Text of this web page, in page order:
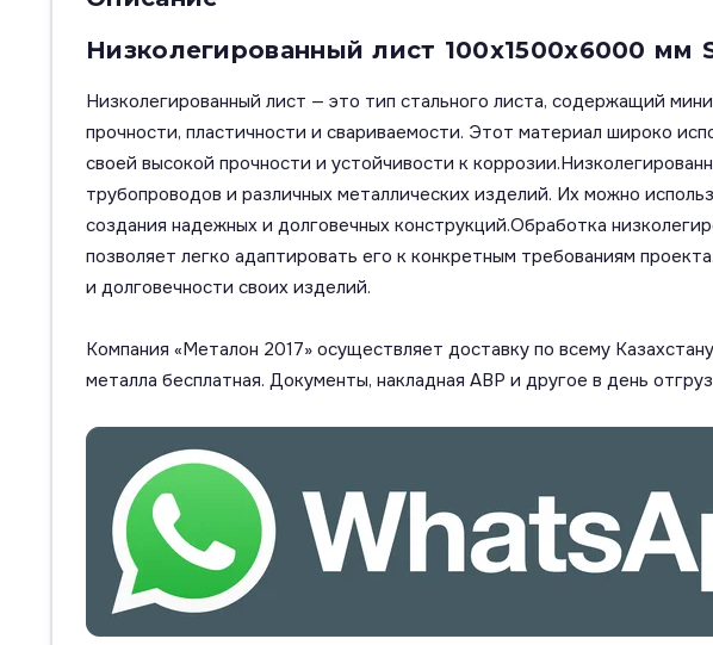
Низколегированный лист 100х1500х6000 мм
Низколегированный лист — это тип стального листа, содержащий
прочности, пластичности и свариваемости. Этот материал широко
своей высокой прочности и устойчивости к
трубопроводов и различных металлических изделий. Их можно
создания надежных и долговечных конструкций.Обработка
позволяет легко адаптировать его к конкретным требованиям
и долговечности своих изделий.
Компания «Металон 2017» осуществляет доставку по всему
металла бесплатная. Документы, накладная АВР и другое в день